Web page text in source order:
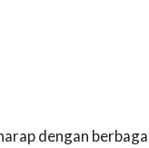
dengan